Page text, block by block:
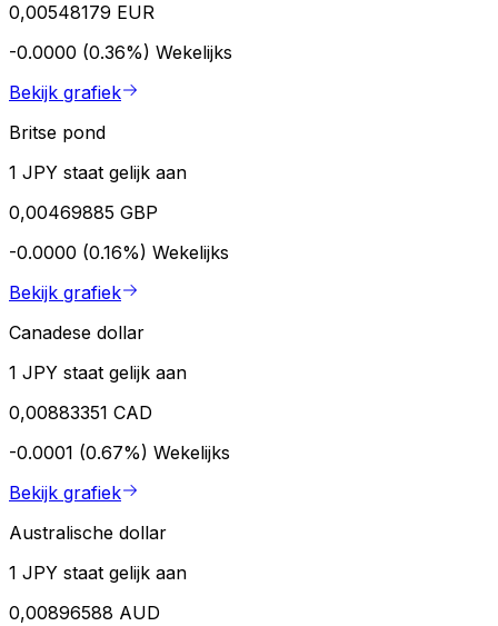
0,00548179 EUR
-0.0000 (0.36%) Wekelijks
Bekijk grafiek
Britse pond
1 JPY staat gelijk aan
0,00469885 GBP
-0.0000 (0.16%) Wekelijks
Bekijk grafiek
Canadese dollar
1 JPY staat gelijk aan
0,00883351 CAD
-0.0001 (0.67%) Wekelijks
Bekijk grafiek
Australische dollar
1 JPY staat gelijk aan
0,00896588 AUD